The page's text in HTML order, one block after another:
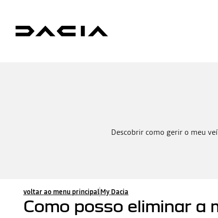
Descobrir como gerir o meu
voltar ao menu principalMy Dacia
Como posso eliminar a